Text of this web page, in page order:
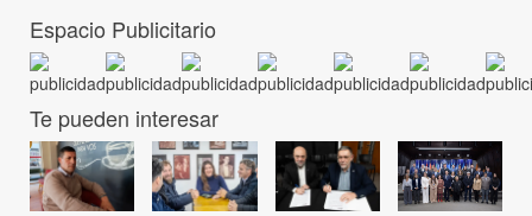
Espacio Publicitario
Te pueden interesar